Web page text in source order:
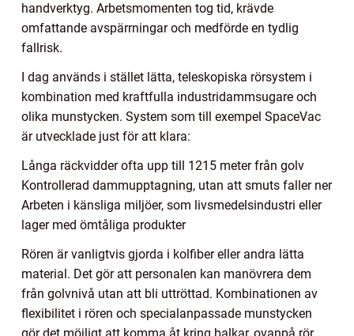
handverktyg. Arbetsmomenten tog tid, krävde
omfattande avspärrningar och medförde en tydlig
fallrisk.
I dag används i stället lätta, teleskopiska rörsystem i
kombination med kraftfulla industridammsugare och
olika munstycken. System som till exempel SpaceVac
är utvecklade just för att klara:
Långa räckvidder ofta upp till 1215 meter från golv
Kontrollerad dammupptagning, utan att smuts faller ner
Arbeten i känsliga miljöer, som livsmedelsindustri eller
lager med ömtåliga produkter
Rören är vanligtvis gjorda i kolfiber eller andra lätta
material. Det gör att personalen kan manövrera dem
från golvnivå utan att bli uttröttad. Kombinationen av
flexibilitet i rören och specialanpassade munstycken